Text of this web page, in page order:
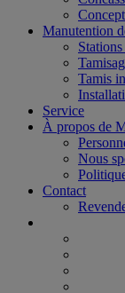
Manutention
Tamis
Service
À propos de
Nous
Contact